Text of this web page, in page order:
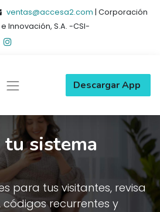
ventas@accesa2.com | Corporación
Innovación, S.A. -CSI-
Descargar App
tu sistema
para tus visitantes, revisa
códigos recurrentes y